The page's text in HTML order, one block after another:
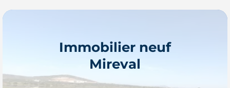
Immobilier neuf
Mireval